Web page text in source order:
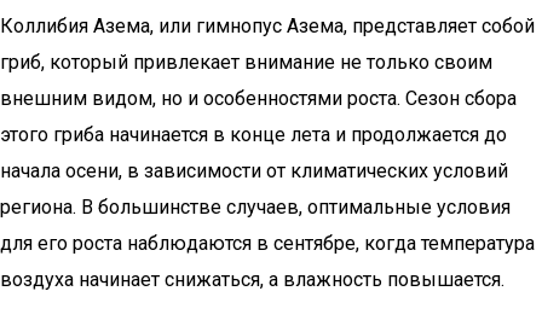
Коллибия Азема, или гимнопус Азема, представляет собой
гриб, который привлекает внимание не только своим
внешним видом, но и особенностями роста. Сезон сбора
этого гриба начинается в конце лета и продолжается до
начала осени, в зависимости от климатических условий
региона. В большинстве случаев, оптимальные условия
для его роста наблюдаются в сентябре, когда температура
воздуха начинает снижаться, а влажность повышается.